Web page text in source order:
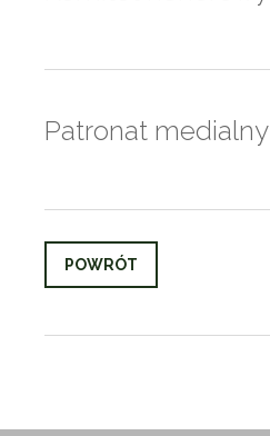
Patronat medialny
POWRÓT